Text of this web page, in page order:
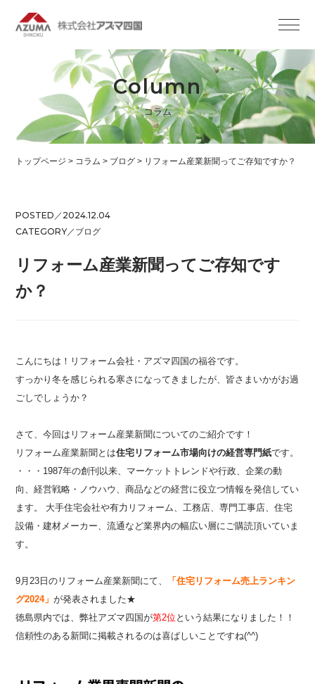
Column
コラム
トップページ > コラム > ブログ > リフォーム産業新聞ってご存知ですか？
POSTED／2024.12.04
CATEGORY／ ブログ
リフォーム産業新聞ってご存知です
か？
こんにちは！リフォーム会社・アズマ四国の福谷です。
すっかり冬を感じられる寒さになってきましたが、皆さまいかがお過
ごしでしょうか？
さて、今回はリフォーム産業新聞についてのご紹介です！
リフォーム産業新聞とは住宅リフォーム市場向けの経営専門紙です。
・・・1987年の創刊以来、マーケットトレンドや行政、企業の動
向、経営戦略・ノウハウ、商品などの経営に役立つ情報を発信してい
ます。 大手住宅会社や有力リフォーム、工務店、専門工事店、住宅
設備・建材メーカー、流通など業界内の幅広い層にご購読頂いていま
す。
9月23日のリフォーム産業新聞にて、
「住宅リフォーム売上ランキン
グ2024」が発表されました★
徳島県内では、弊社アズマ四国が第2位 という結果になりました！！
信頼性のある新聞に掲載されるのは喜ばしいことですね(^^)